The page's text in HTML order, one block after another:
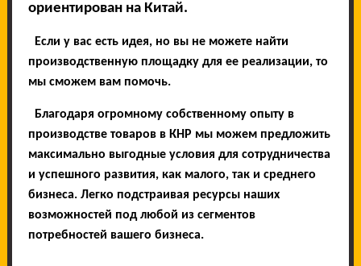
ориентирован на Китай.
Если у вас есть идея, но вы не можете найти
производственную площадку для ее реализации, то
мы сможем вам помочь.
Благодаря огромному собственному опыту в
производстве товаров в КНР мы можем предложить
максимально выгодные условия для сотрудничества
и успешного развития, как малого, так и среднего
бизнеса. Легко подстраивая ресурсы наших
возможностей под любой из сегментов
потребностей вашего бизнеса.